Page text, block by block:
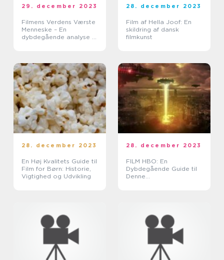
29. december 2023
Filmens Verdens Værste
Menneske – En
dybdegående analyse af
28. december 2023
Film af Hella Joof: En
skildring af dansk
filmkunst
28. december 2023
En Høj Kvalitets Guide til
Film for Børn: Historie,
Vigtighed og Udvikling
28. december 2023
FILM HBO: En
Dybdegående Guide til
Denne